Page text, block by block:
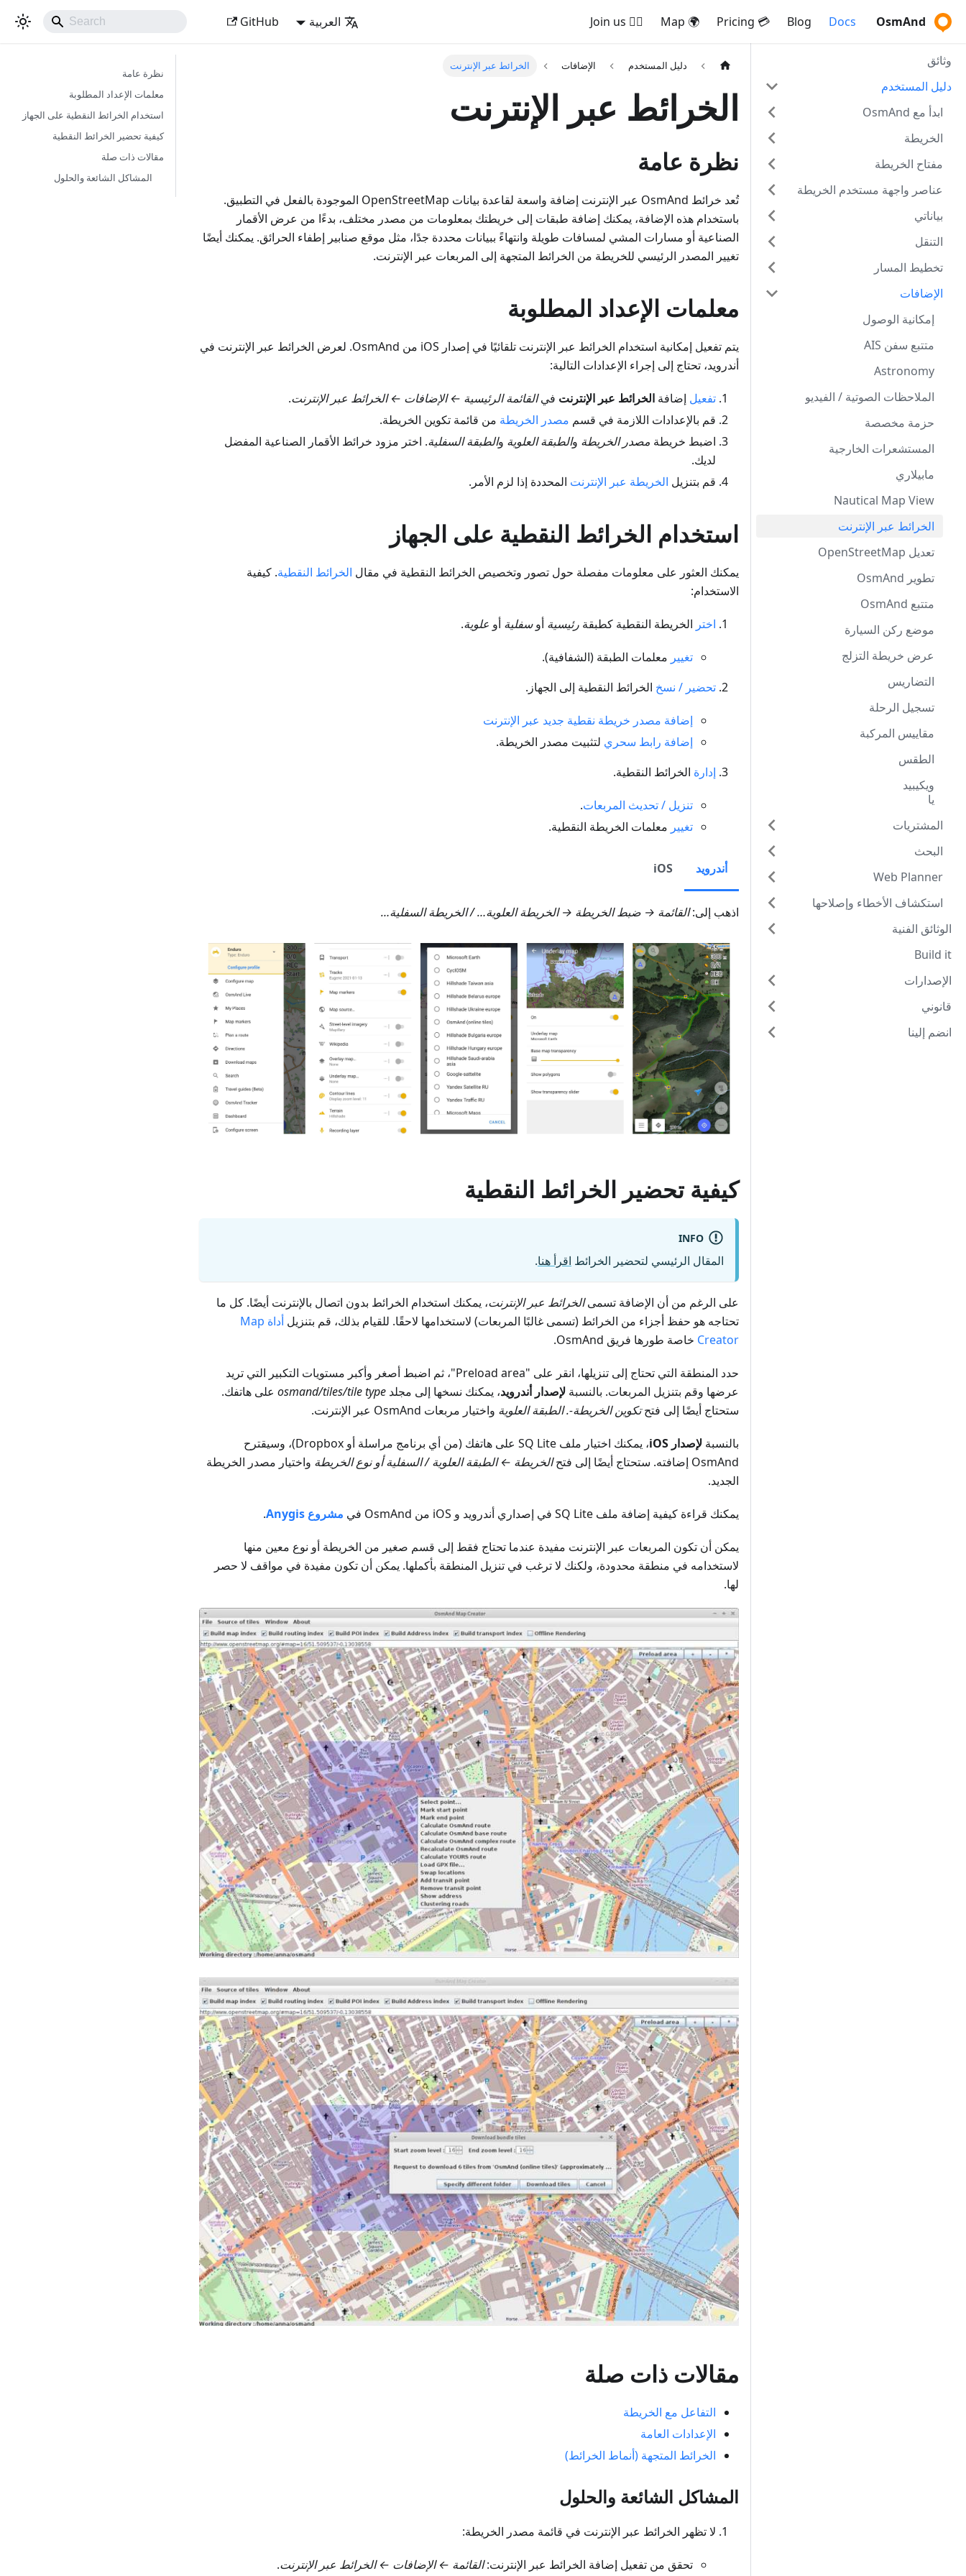
OsmAnd
Docs
Blog
💳 Pricing
🌍 Map
🚵‍♂️ Join us العربية GitHub
وثائق
دليل المستخدم
ابدأ مع OsmAnd
الخريطة
مفتاح الخريطة
عناصر واجهة مستخدم الخريطة
بياناتي
التنقل
تخطيط المسار
الإضافات
إمكانية الوصول
متتبع سفن AIS
Astronomy
الملاحظات الصوتية / الفيديو
حزمة مخصصة
المستشعرات الخارجية
مابيلاري
Nautical Map View
الخرائط عبر الإنترنت
تعديل OpenStreetMap
تطوير OsmAnd
متتبع OsmAnd
موضع ركن السيارة
عرض خريطة التزلج
التضاريس
تسجيل الرحلة
مقاييس المركبة
الطقس
ويكيبيد
يا
المشتريات
البحث
Web Planner
استكشاف الأخطاء وإصلاحها
الوثائق الفنية
Build it
الإصدارات
قانوني
انضم إلينا
دليل المستخدم الإضافات الخرائط عبر الإنترنت
الخرائط عبر الإنترنت
نظرة عامة
تُعد خرائط OsmAnd عبر الإنترنت إضافة واسعة لقاعدة بيانات OpenStreetMap الموجودة بالفعل في التطبيق.
باستخدام هذه الإضافة، يمكنك إضافة طبقات إلى خريطتك بمعلومات من مصدر مختلف، بدءًا من عرض الأقمار
الصناعية أو مسارات المشي لمسافات طويلة وانتهاءً ببيانات محددة جدًا، مثل موقع صنابير إطفاء الحرائق. يمكنك أيضًا
تغيير المصدر الرئيسي للخريطة من الخرائط المتجهة إلى المربعات عبر الإنترنت.
معلمات الإعداد المطلوبة
يتم تفعيل إمكانية استخدام الخرائط عبر الإنترنت تلقائيًا في إصدار iOS من OsmAnd. لعرض الخرائط عبر الإنترنت في
أندرويد، تحتاج إلى إجراء الإعدادات التالية:
تفعيل إضافة الخرائط عبر الإنترنت فيالقائمة الرئيسية ← الإضافات ← الخرائط عبر الإنترنت.
قم بالإعدادات اللازمة في قسم مصدر الخريطة من قائمة تكوين الخريطة.
اضبط خريطة مصدر الخريطة والطبقة العلوية والطبقة السفلية. اختر مزود خرائط الأقمار الصناعية المفضل
لديك.
قم بتنزيل الخريطة عبر الإنترنت المحددة إذا لزم الأمر.
استخدام الخرائط النقطية على الجهاز
يمكنك العثور على معلومات مفصلة حول تصور وتخصيص الخرائط النقطية في مقال الخرائط النقطية. كيفية
الاستخدام:
اختر الخريطة النقطية كطبقة رئيسية أوسفلية أو علوية.
تغيير معلمات الطبقة (الشفافية).
تحضير / نسخ الخرائط النقطية إلى الجهاز.
إضافة مصدر خريطة نقطية جديد عبر الإنترنت
إضافة رابط سحري لتثبيت مصدر الخريطة.
إدارة الخرائط النقطية.
تنزيل / تحديث المربعات.
تغيير معلمات الخريطة النقطية.
أندرويد iOS
اذهب إلى:القائمة → ضبط الخريطة → الخريطة العلوية…/الخريطة السفلية…
كيفية تحضير الخرائط النقطية
INFO
المقال الرئيسي لتحضير الخرائط اقرأ هنا.
على الرغم من أن الإضافة تسمىالخرائط عبر الإنترنت، يمكنك استخدام الخرائط بدون اتصال بالإنترنت أيضًا. كل ما
تحتاجه هو حفظ أجزاء من الخرائط (تسمى غالبًا المربعات) لاستخدامها لاحقًا. للقيام بذلك، قم بتنزيل
أداة Map
Creator خاصة طورها فريق OsmAnd.
حدد المنطقة التي تحتاج إلى تنزيلها، انقر على "Preload area"، ثم اضبط أصغر وأكبر مستويات التكبير التي تريد
عرضها وقم بتنزيل المربعات. بالنسبة لإصدار أندرويد، يمكنك نسخها إلى مجلد osmand/tiles/tile type
على هاتفك.
ستحتاج أيضًا إلى فتحتكوين الخريطة-. الطبقة العلوية واختيار مربعات OsmAnd عبر الإنترنت.
بالنسبة لإصدار iOS
، يمكنك اختيار ملف SQ Lite على هاتفك (من أي برنامج مراسلة أو Dropbox)، وسيقترح
OsmAnd إضافته. ستحتاج أيضًا إلى فتح
الخريطة ← الطبقة العلوية / السفلية أو نوع الخريطة واختيار مصدر الخريطة
الجديد.
يمكنك قراءة كيفية إضافة ملف SQ Lite في إصداري أندرويد و iOS من OsmAnd في مشروع Anygis .
يمكن أن تكون المربعات عبر الإنترنت مفيدة عندما تحتاج فقط إلى قسم صغير من الخريطة أو نوع معين منها
لاستخدامه في منطقة محدودة، ولكنك لا ترغب في تنزيل المنطقة بأكملها. يمكن أن تكون مفيدة في مواقف لا حصر
لها.
مقالات ذات صلة
التفاعل مع الخريطة
الإعدادات العامة
الخرائط المتجهة (أنماط الخرائط)
المشاكل الشائعة والحلول
لا تظهر الخرائط عبر الإنترنت في قائمة مصدر الخريطة:
تحقق من تفعيل إضافة الخرائط عبر الإنترنت:القائمة ← الإضافات ← الخرائط عبر الإنترنت.
نظرة عامة
معلمات الإعداد المطلوبة
استخدام الخرائط النقطية على الجهاز
كيفية تحضير الخرائط النقطية
مقالات ذات صلة
المشاكل الشائعة والحلول